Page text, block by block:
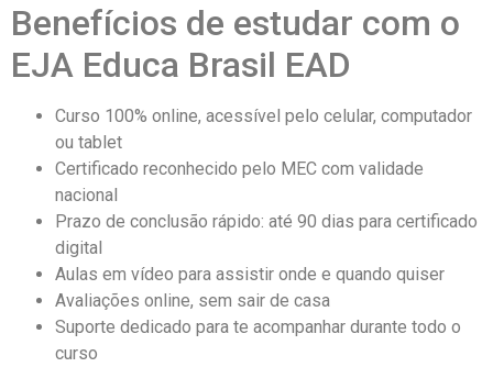
Benefícios de estudar com o
EJA Educa Brasil EAD
Curso 100% online, acessível pelo celular, computador
ou tablet
Certificado reconhecido pelo MEC com validade
nacional
Prazo de conclusão rápido: até 90 dias para certificado
digital
Aulas em vídeo para assistir onde e quando quiser
Avaliações online, sem sair de casa
Suporte dedicado para te acompanhar durante todo o
curso